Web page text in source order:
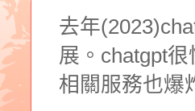
去年
展。chatgpt
相關服務也爆